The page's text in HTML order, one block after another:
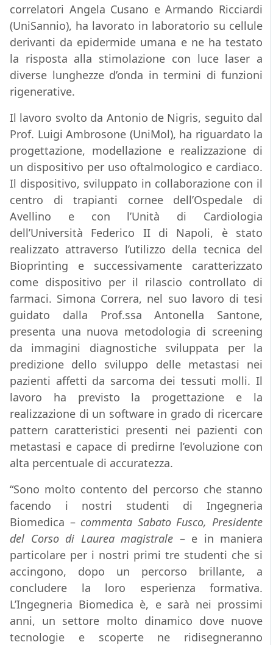
correlatori Angela Cusano e Armando Ricciardi
(UniSannio), ha lavorato in laboratorio su cellule
derivanti da epidermide umana e ne ha testato
la risposta alla stimolazione con luce laser a
diverse lunghezze d’onda in termini di funzioni
rigenerative.
Il lavoro svolto da Antonio de Nigris, seguito dal
Prof. Luigi Ambrosone (UniMol), ha riguardato la
progettazione, modellazione e realizzazione di
un dispositivo per uso oftalmologico e cardiaco.
Il dispositivo, sviluppato in collaborazione con il
centro di trapianti cornee dell’Ospedale di
Avellino e con l’Unità di Cardiologia
dell’Università Federico II di Napoli, è stato
realizzato attraverso l’utilizzo della tecnica del
Bioprinting e successivamente caratterizzato
come dispositivo per il rilascio controllato di
farmaci. Simona Correra, nel suo lavoro di tesi
guidato dalla Prof.ssa Antonella Santone,
presenta una nuova metodologia di screening
da immagini diagnostiche sviluppata per la
predizione dello sviluppo delle metastasi nei
pazienti affetti da sarcoma dei tessuti molli. Il
lavoro ha previsto la progettazione e la
realizzazione di un software in grado di ricercare
pattern caratteristici presenti nei pazienti con
metastasi e capace di predirne l’evoluzione con
alta percentuale di accuratezza.
“Sono molto contento del percorso che stanno
facendo i nostri studenti di Ingegneria
Biomedica – commenta Sabato Fusco, Presidente
del Corso di Laurea magistrale – e in maniera
particolare per i nostri primi tre studenti che si
accingono, dopo un percorso brillante, a
concludere la loro esperienza formativa.
L’Ingegneria Biomedica è, e sarà nei prossimi
anni, un settore molto dinamico dove nuove
tecnologie e scoperte ne ridisegneranno